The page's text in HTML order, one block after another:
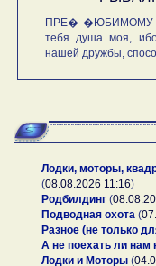
ПРЕ� �ЮБИМОМУ
тебя душа моя,
нашей дружбы,
Лодки, моторы,
(08.08.2026 11:16)
Родбилдинг (
Подводная охота (
Разное (не только
А не поехать ли нам
Лодки и Моторы (